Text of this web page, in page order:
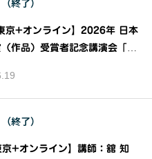
催：法政
大学大学
院デザイ
攻・法政
大学建築
学科同窓
終了）
京+オンライン】2026年 日本
作品）受賞者記念講演会「作
終了）
京+オンライン】講師：舘 知